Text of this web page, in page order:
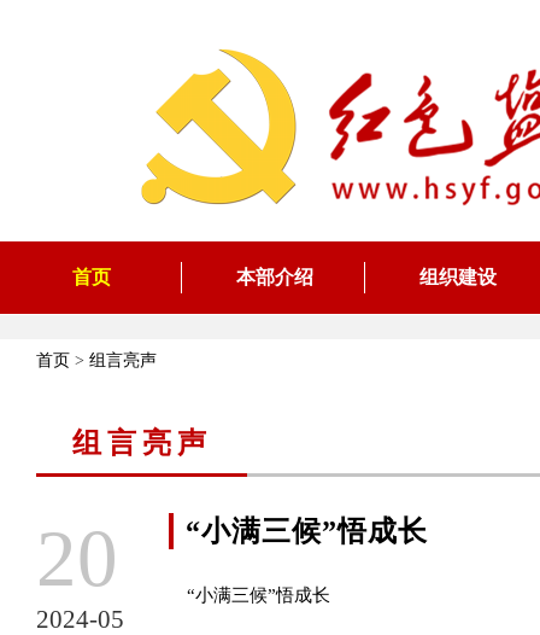
首页 本部介绍 组织建设
首页 > 组言亮声
组言亮声
20
2024-05
“小满三候”悟成长
“小满三候”悟成长